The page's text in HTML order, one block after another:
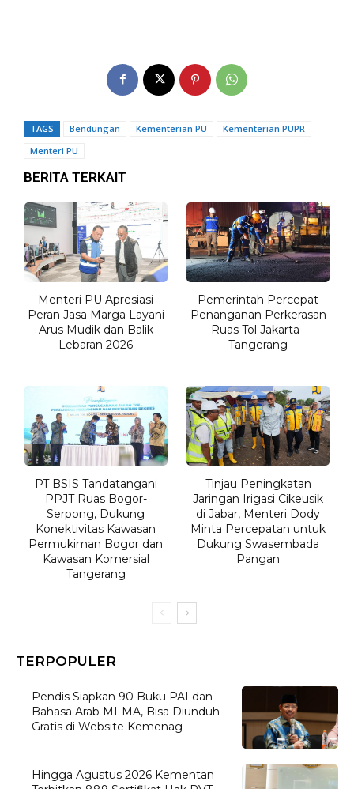
TAGS Bendungan Kementerian PU
Kementerian PUPR
Menteri PU
BERITA TERKAIT
Menteri PU Apresiasi
Peran Jasa Marga Layani
Arus Mudik dan Balik
Lebaran 2026
Pemerintah Percepat
Penanganan Perkerasan
Ruas Tol Jakarta–
Tangerang
PT BSIS Tandatangani
PPJT Ruas Bogor-
Serpong, Dukung
Konektivitas Kawasan
Permukiman Bogor dan
Kawasan Komersial
Tangerang
Tinjau Peningkatan
Jaringan Irigasi Cikeusik
di Jabar, Menteri Dody
Minta Percepatan untuk
Dukung Swasembada
Pangan
TERPOPULER
Pendis Siapkan 90 Buku PAI dan
Bahasa Arab MI-MA, Bisa Diunduh
Gratis di Website Kemenag
Hingga Agustus 2026 Kementan